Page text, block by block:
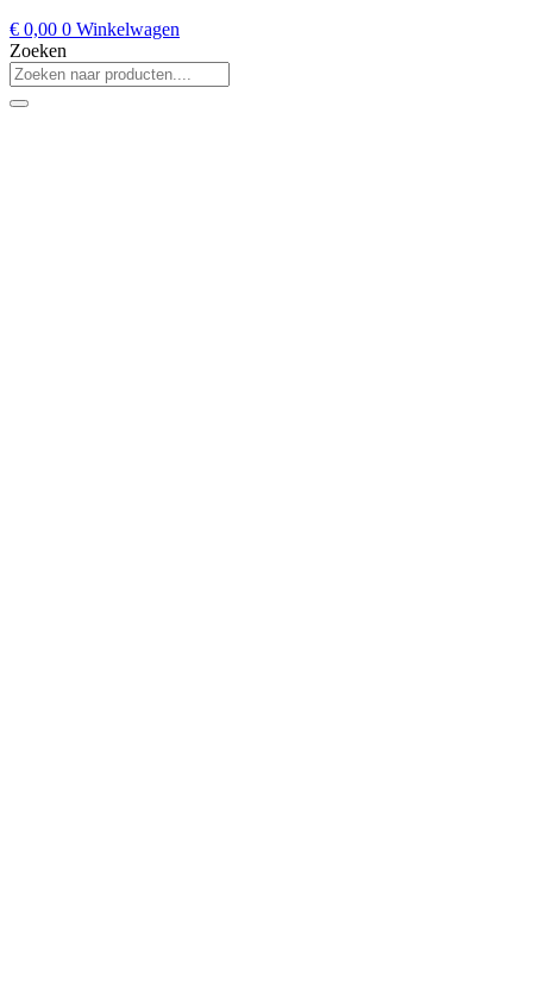
€ 0,00 0 Winkelwagen
Zoeken